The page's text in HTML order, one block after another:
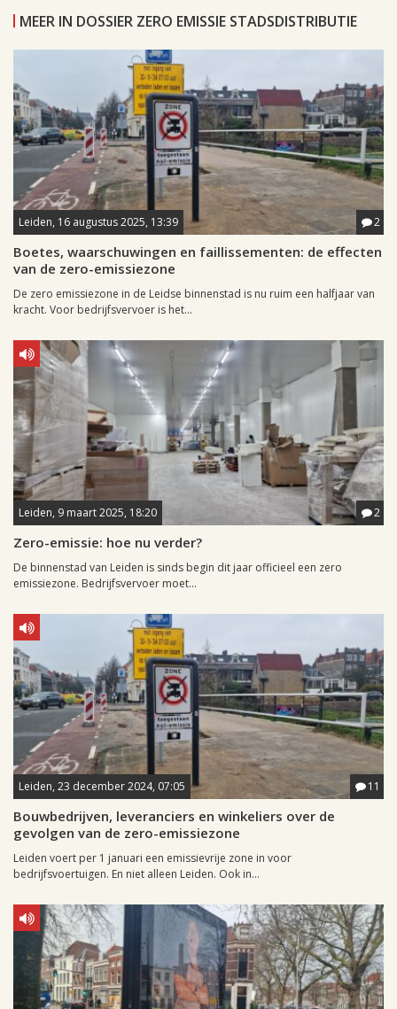
MEER IN DOSSIER ZERO EMISSIE STADSDISTRIBUTIE
Leiden, 16 augustus 2025, 13:39 2
Boetes, waarschuwingen en faillissementen: de effecten
van de zero-emissiezone
De zero emissiezone in de Leidse binnenstad is nu ruim een halfjaar van
kracht. Voor bedrijfsvervoer is het...
Leiden, 9 maart 2025, 18:20 2
Zero-emissie: hoe nu verder?
De binnenstad van Leiden is sinds begin dit jaar officieel een zero
emissiezone. Bedrijfsvervoer moet...
Leiden, 23 december 2024, 07:05 11
Bouwbedrijven, leveranciers en winkeliers over de
gevolgen van de zero-emissiezone
Leiden voert per 1 januari een emissievrije zone in voor
bedrijfsvoertuigen. En niet alleen Leiden. Ook in...